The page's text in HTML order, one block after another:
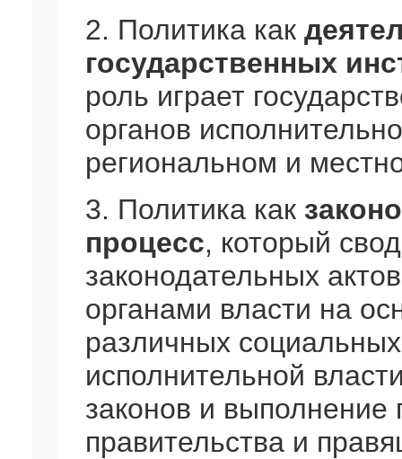
2. Политика как
государственных
роль играет
органов
региональном и
3. Политика как
процесс, который
законодательных
органами власти на
различных
исполнительной
законов и выполнение
правительства и